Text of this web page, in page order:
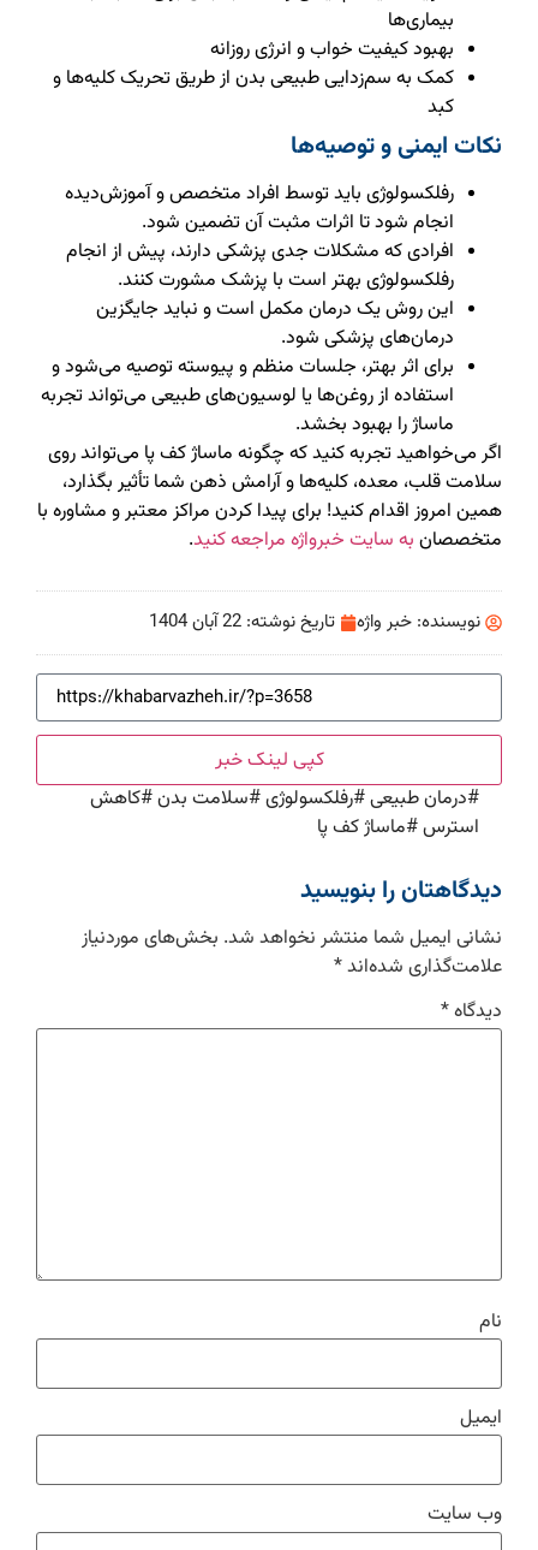
بیماری‌ها
بهبود کیفیت خواب و انرژی روزانه
کمک به سم‌زدایی طبیعی بدن از طریق تحریک کلیه‌ها و
کبد
نکات ایمنی و توصیه‌ها
رفلکسولوژی باید توسط افراد متخصص و آموزش‌دیده
انجام شود تا اثرات مثبت آن تضمین شود.
افرادی که مشکلات جدی پزشکی دارند، پیش از انجام
رفلکسولوژی بهتر است با پزشک مشورت کنند.
این روش یک درمان مکمل است و نباید جایگزین
درمان‌های پزشکی شود.
برای اثر بهتر، جلسات منظم و پیوسته توصیه می‌شود و
استفاده از روغن‌ها یا لوسیون‌های طبیعی می‌تواند تجربه
ماساژ را بهبود بخشد.
اگر می‌خواهید تجربه کنید که چگونه ماساژ کف پا می‌تواند روی
سلامت قلب، معده، کلیه‌ها و آرامش ذهن شما تأثیر بگذارد،
همین امروز اقدام کنید! برای پیدا کردن مراکز معتبر و مشاوره با
متخصصان به سایت خبرواژه مراجعه کنید.
نویسنده: خبر واژه تاریخ نوشته: 22 آبان 1404
کپی لینک خبر
#درمان طبیعی#رفلکسولوژی#سلامت بدن#کاهش
استرس#ماساژ کف پا
دیدگاهتان را بنویسید
نشانی ایمیل شما منتشر نخواهد شد. بخش‌های موردنیاز
علامت‌گذاری شده‌اند*
دیدگاه*
نام
ایمیل
وب‌ سایت